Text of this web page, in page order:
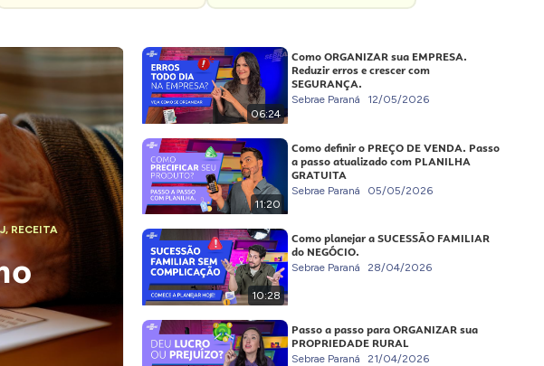
,RECEITA
06:24
Como ORGANIZAR sua EMPRESA.
Reduzir erros e crescer com
SEGURANÇA.
Sebrae Paraná 12/05/2026
11:20
Como definir o PREÇO DE VENDA. Passo
a passo atualizado com PLANILHA
GRATUITA
Sebrae Paraná 05/05/2026
10:28
Como planejar a SUCESSÃO FAMILIAR
do NEGÓCIO.
Sebrae Paraná 28/04/2026
Passo a passo para ORGANIZAR sua
PROPRIEDADE RURAL
Sebrae Paraná 21/04/2026